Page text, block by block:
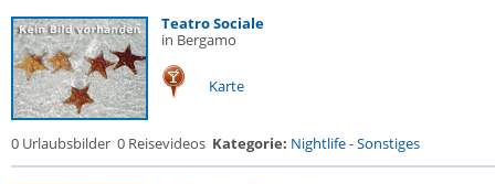
Teatro Sociale
in Bergamo
Karte
0 Urlaubsbilder 0 Reisevideos Kategorie: Nightlife-Sonstiges